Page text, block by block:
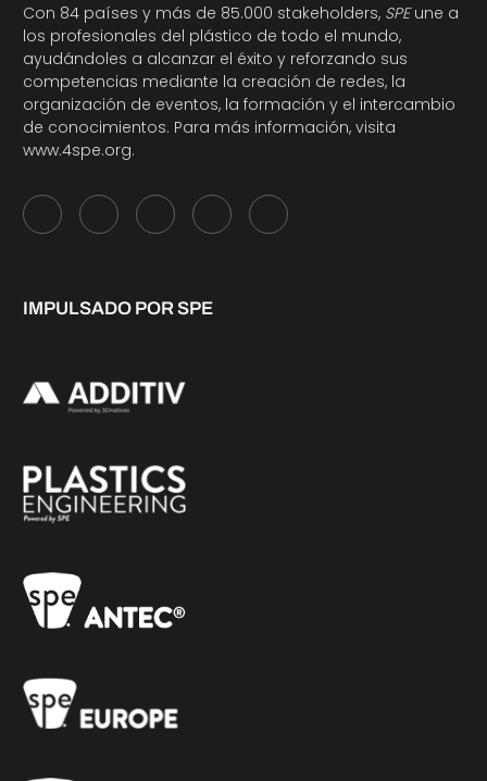
Con 84 países y más de 85.000 stakeholders, SPEune a
los profesionales del plástico de todo el mundo,
ayudándoles a alcanzar el éxito y reforzando sus
competencias mediante la creación de redes, la
organización de eventos, la formación y el intercambio
de conocimientos. Para más información, visita
www.4spe.org.
IMPULSADO POR SPE